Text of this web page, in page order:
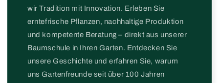
wir Tradition mit Innovation. Erleben Sie
erntefrische Pflanzen, nachhaltige Produktion
und kompetente Beratung – direkt aus unserer
Baumschule in Ihren Garten. Entdecken Sie
unsere Geschichte und erfahren Sie, warum
uns Gartenfreunde seit über 100 Jahren